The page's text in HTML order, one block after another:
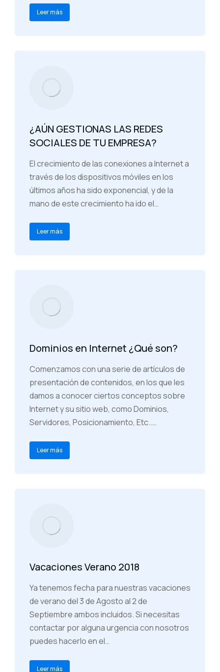
Leer más
¿AÚN GESTIONAS LAS REDES
SOCIALES DE TU EMPRESA?
El crecimiento de las conexiones a Internet a
través de los dispositivos móviles en los
últimos años ha sido exponencial, y de la
mano de este crecimiento ha ido el…
Leer más
Dominios en Internet ¿Qué son?
Comenzamos con una serie de artículos de
presentación de contenidos, en los que les
damos a conocer ciertos conceptos sobre
Internet y su sitio web, como Dominios,
Servidores, Posicionamiento, Etc..…
Leer más
Vacaciones Verano 2018
Ya tenemos fecha para nuestras vacaciones
de verano del 3 de Agosto al 2 de
Septiembre ambos incluidos. Si necesitas
contactar por alguna urgencia con nosotros
puedes hacerlo en el…
Leer más